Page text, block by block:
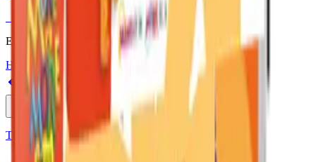
More & More
Etkileşimli içerik · Video destekli anlatım · MEB uyumlu
Hakkımızda
Geri
Online Satış
Tüm Yayınlar